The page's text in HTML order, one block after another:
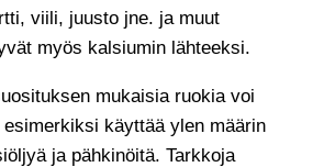
viili, juusto jne. ja muut
myös kalsiumin lähteeksi.
mukaisia ruokia voi
käyttää ylen määrin
ja pähkinöitä. Tarkkoja